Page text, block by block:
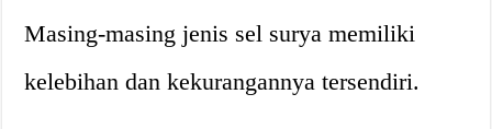
Masing-masing jenis sel surya memiliki
kelebihan dan kekurangannya tersendiri.